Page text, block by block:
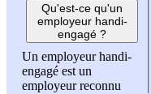
Qu'est-ce qu'un
employeur handi-
engagé ?
Un employeur handi-
engagé est un
employeur reconnu